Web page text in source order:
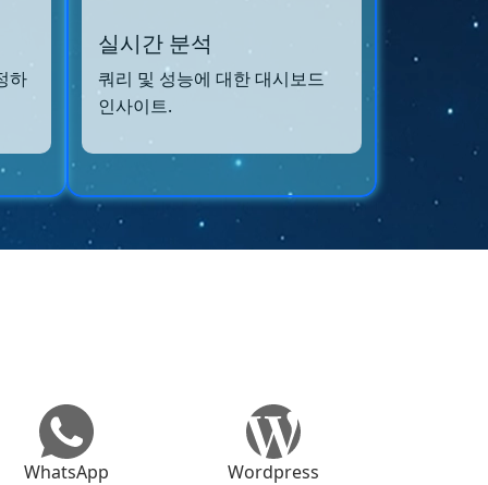
하
실시간 분석
쿼리 및 성능에 대한 대시보드
인사이트.
WhatsApp Wordpress